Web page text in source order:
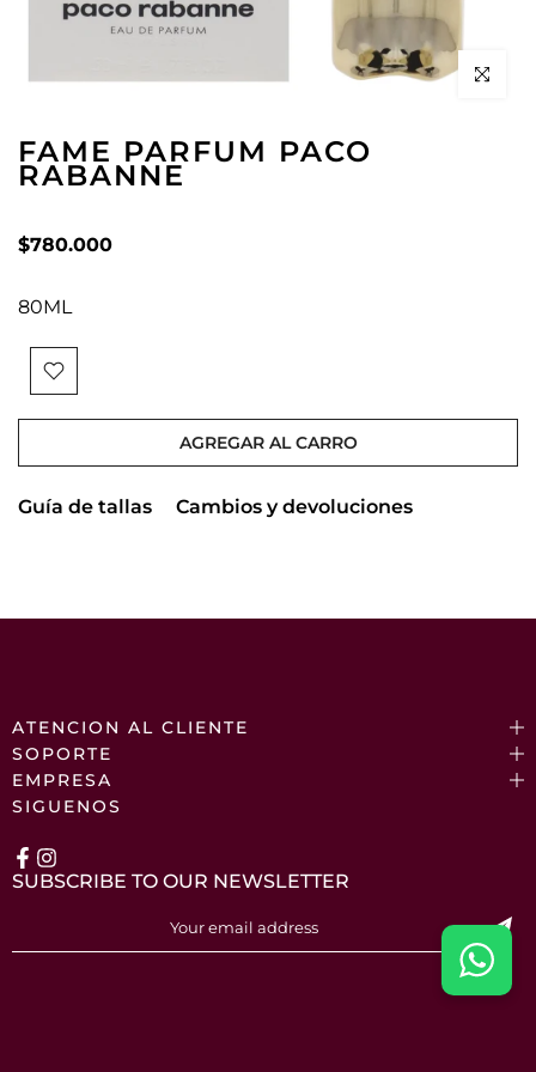
Click to
FAME PARFUM PACO
RABANNE
$780.000
80ML
AGREGAR AL CARRO
Guía de tallas Cambios y devoluciones
ATENCION AL CLIENTE
SOPORTE
EMPRESA
SIGUENOS
SUBSCRIBE TO OUR NEWSLETTER